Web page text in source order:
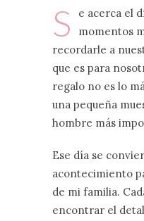
S
e acerca el
momentos
recordarle a
que es para
regalo no es lo
una pequeña
hombre más
Ese día se
acontecimiento
de mi familia.
encontrar el